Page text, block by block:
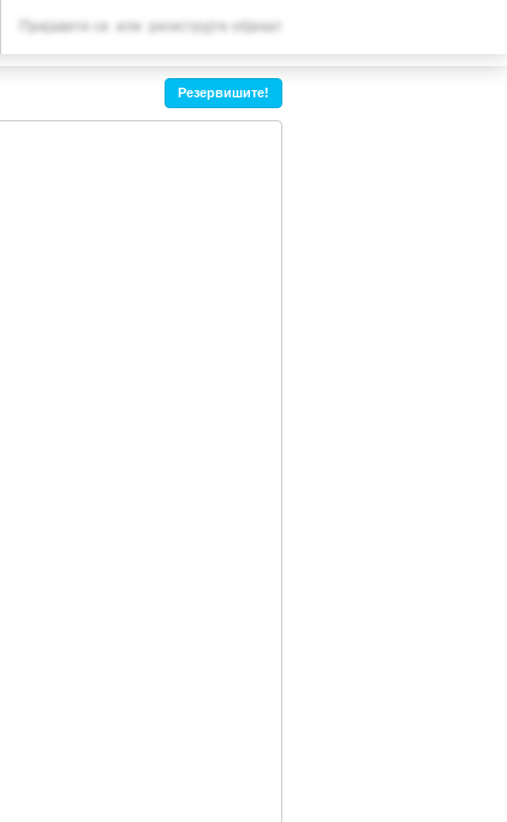
Пријавите се или региструјте објекат
Резервишите!
ВАША РЕЗЕРВАЦИЈА
ПОДЕШАВАЊА